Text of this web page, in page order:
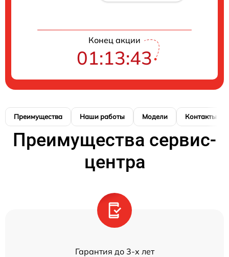
Конец акции
01:13:43
Преимущества Наши работы Модели Контакты
Преимущества сервис-
центра
Гарантия до 3-х лет